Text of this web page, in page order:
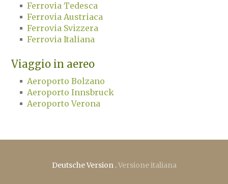
Ferrovia Tedesca
Ferrovia Austriaca
Ferrovia Svizzera
Ferrovia Italiana
Viaggio in aereo
Aeroporto Bolzano
Aeroporto Innsbruck
Aeroporto Verona
Deutsche Version .Versione italiana